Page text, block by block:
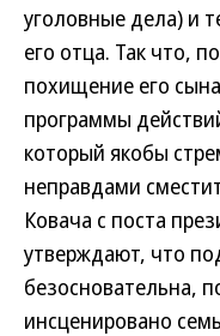
уголовные дела) и
его отца. Так что,
похищение его
программы
который якобы
неправдами
Ковача с поста
утверждают, что
безосновательна,
инсценировано